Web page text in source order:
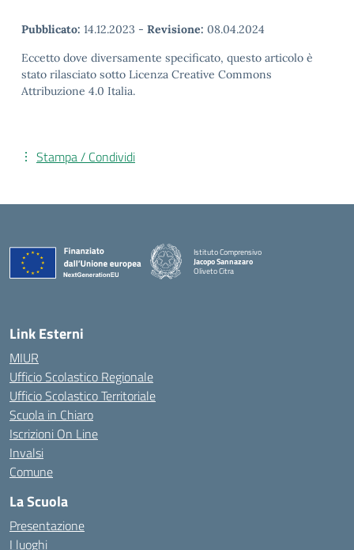
Pubblicato: 14.12.2023 - Revisione: 08.04.2024
Eccetto dove diversamente specificato, questo articolo è
stato rilasciato sotto Licenza Creative Commons
Attribuzione 4.0 Italia.
Stampa / Condividi
Istituto Comprensivo
Jacopo Sannazaro
Oliveto Citra
Link Esterni
MIUR
Ufficio Scolastico Regionale
Ufficio Scolastico Territoriale
Scuola in Chiaro
Iscrizioni On Line
Invalsi
Comune
La Scuola
Presentazione
I luoghi